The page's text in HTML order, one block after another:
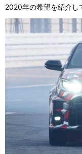
2020年の希望を紹介し